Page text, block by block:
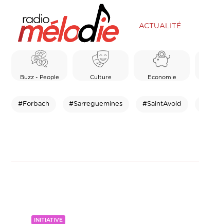
ACTUALITÉ
Buzz - People Culture Economie
#Forbach #Sarreguemines #SaintAvold
INITIATIVE